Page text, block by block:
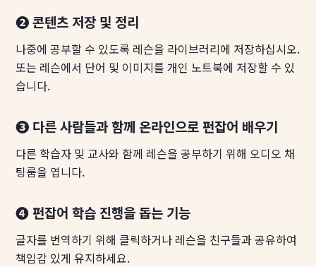
❷ 콘텐츠 저장 및 정리
나중에 공부할 수 있도록 레슨을 라이브러리에 저장하십시오.
또는 레슨에서 단어 및 이미지를 개인 노트북에 저장할 수 있
습니다.
❸ 다른 사람들과 함께 온라인으로 펀잡어 배우기
다른 학습자 및 교사와 함께 레슨을 공부하기 위해 오디오 채
팅룸을 엽니다.
❹ 펀잡어 학습 진행을 돕는 기능
글자를 번역하기 위해 클릭하거나 레슨을 친구들과 공유하여
책임감 있게 유지하세요.